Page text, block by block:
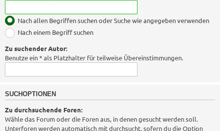
Nach allen Begriffen suchen oder Suche wie angegeben verwenden
Nach einem Begriff suchen
Zu suchender Autor:
Benutze ein * als Platzhalter für teilweise Übereinstimmungen.
SUCHOPTIONEN
Zu durchsuchende Foren:
Wähle das Forum oder die Foren aus, in denen gesucht werden soll.
Unterforen werden automatisch mit durchsucht, sofern du die Option